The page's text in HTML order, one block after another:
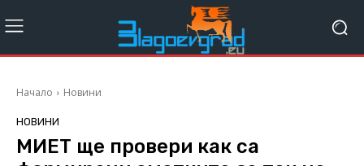
Начало Новини
НОВИНИ
МИЕТ ще провери как са